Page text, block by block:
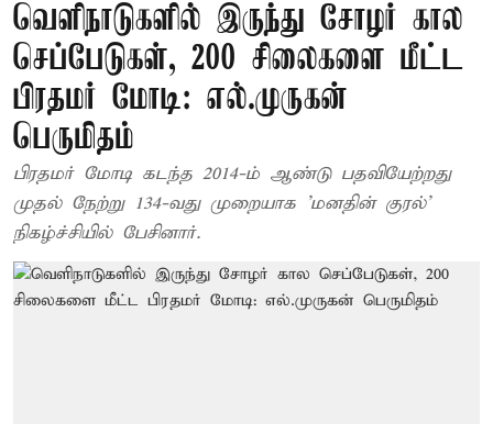
வெளிநாடுகளில் இருந்து சோழர் கால
செப்பேடுகள், 200 சிலைகளை மீட்ட
பிரதமர் மோடி: எல்.முருகன்
பெருமிதம்
பிரதமர் மோடி கடந்த 2014-ம் ஆண்டு பதவியேற்றது
முதல் நேற்று 134-வது முறையாக 'மனதின் குரல்'
நிகழ்ச்சியில் பேசினார்.